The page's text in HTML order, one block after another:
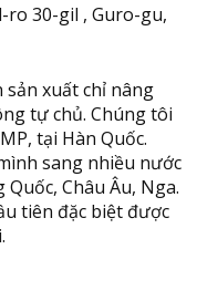
ro 30-gil , Guro-gu,
sản xuất chỉ nâng
tự chủ. Chúng tôi
tại Hàn Quốc.
sang nhiều nước
Châu Âu, Nga.
tiên đặc biệt được